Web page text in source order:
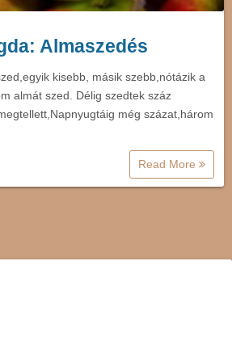
Almaszedés
kisebb, másik szebb,nótázik a
almát szed. Délig szedtek száz
még százat,három
Read More